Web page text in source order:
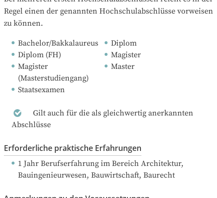
Regel einen der genannten Hochschulabschlüsse vorweisen
zu können.
Bachelor/Bakkalaureus
Diplom
Diplom (FH)
Magister
Magister
(Masterstudiengang)
Master
Staatsexamen
Gilt auch für die als gleichwertig anerkannten
Abschlüsse
Erforderliche praktische Erfahrungen
1 Jahr Berufserfahrung im Bereich Architektur,
Bauingenieurwesen, Bauwirtschaft, Baurecht